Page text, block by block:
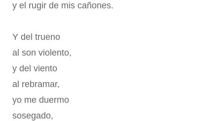
y el rugir de mis cañones.
Y del trueno
al son violento,
y del viento
al rebramar,
yo me duermo
sosegado,